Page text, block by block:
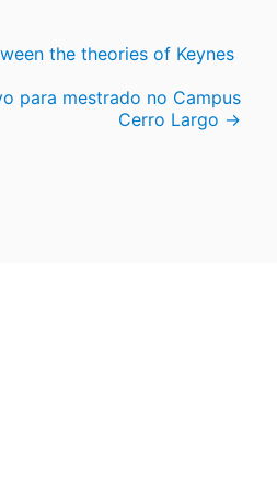
the theories of Keynes
para mestrado no Campus
Cerro Largo →